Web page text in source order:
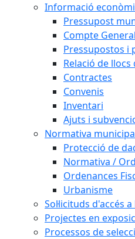
Informació
Pressupost
Compte General
Pressupostos i
Relació de
Contractes
Convenis
Inventari
Ajuts i
Normativa
Protecció de
Normativa /
Ordenances
Urbanisme
Sol·licituds d'accés
Projectes en
Processos de